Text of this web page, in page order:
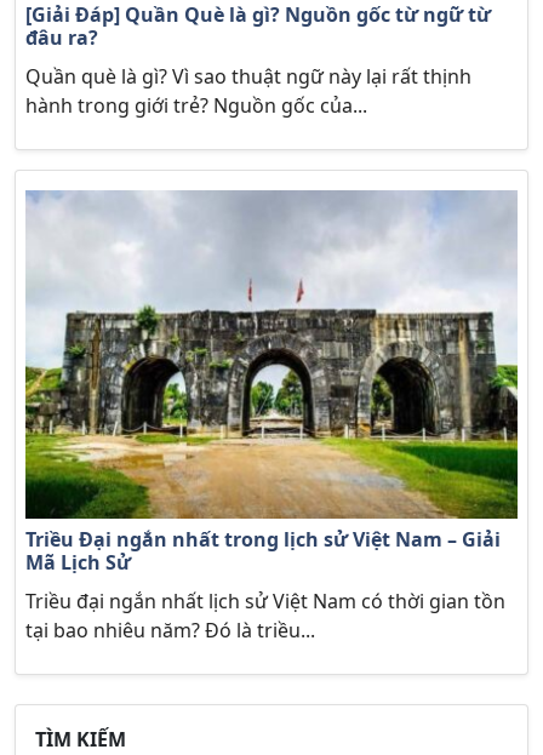
[Giải Đáp] Quần Què là gì? Nguồn gốc từ ngữ từ
đâu ra?
Quần què là gì? Vì sao thuật ngữ này lại rất thịnh
hành trong giới trẻ? Nguồn gốc của...
Triều Đại ngắn nhất trong lịch sử Việt Nam – Giải
Mã Lịch Sử
Triều đại ngắn nhất lịch sử Việt Nam có thời gian tồn
tại bao nhiêu năm? Đó là triều...
TÌM KIẾM